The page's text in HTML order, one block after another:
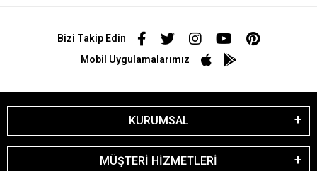
Bizi Takip Edin
Mobil Uygulamalarımız
KURUMSAL
MÜŞTERİ HİZMETLERİ